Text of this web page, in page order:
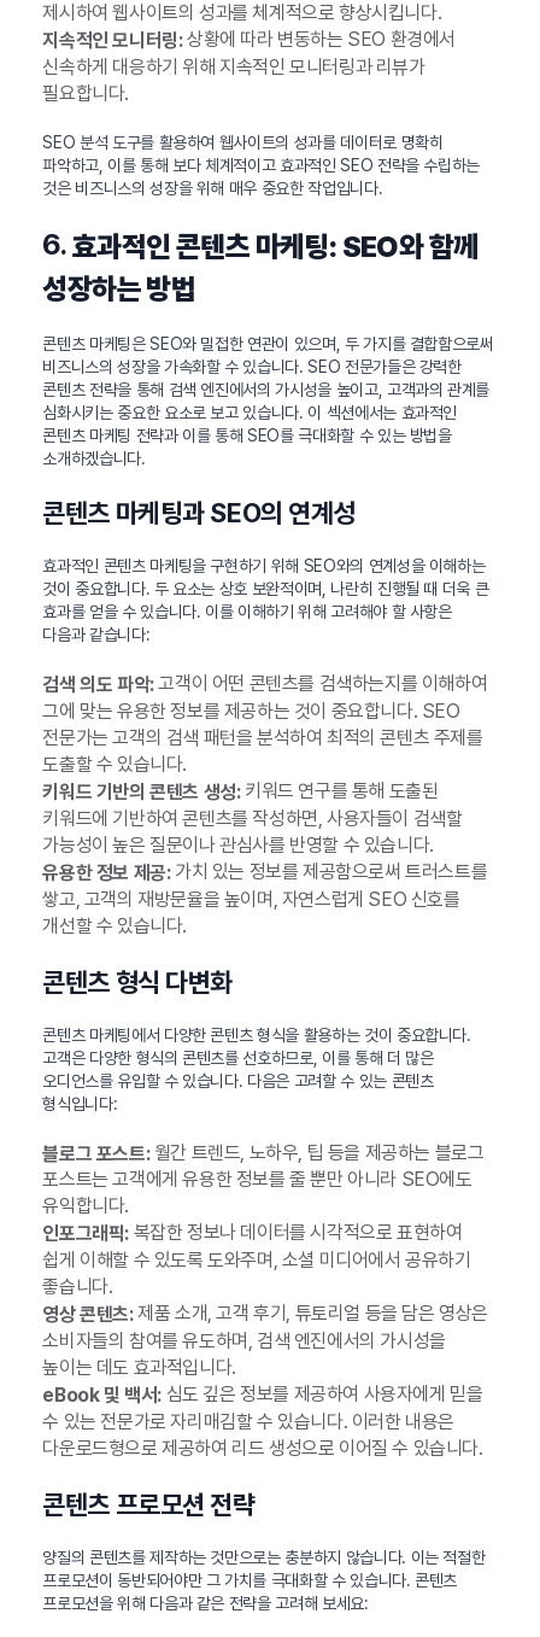
제시하여 웹사이트의 성과를 체계적으로 향상시킵니다.
지속적인 모니터링:상황에 따라 변동하는 SEO 환경에서
신속하게 대응하기 위해 지속적인 모니터링과 리뷰가
필요합니다.
SEO 분석 도구를 활용하여 웹사이트의 성과를 데이터로 명확히
파악하고, 이를 통해 보다 체계적이고 효과적인 SEO 전략을 수립하는
것은 비즈니스의 성장을 위해 매우 중요한 작업입니다.
6.효과적인 콘텐츠 마케팅: SEO와 함께
성장하는 방법
콘텐츠 마케팅은 SEO와 밀접한 연관이 있으며, 두 가지를 결합함으로써
비즈니스의 성장을 가속화할 수 있습니다. SEO 전문가들은 강력한
콘텐츠 전략을 통해 검색 엔진에서의 가시성을 높이고, 고객과의 관계를
심화시키는 중요한 요소로 보고 있습니다. 이 섹션에서는 효과적인
콘텐츠 마케팅 전략과 이를 통해 SEO를 극대화할 수 있는 방법을
소개하겠습니다.
콘텐츠 마케팅과 SEO의 연계성
효과적인 콘텐츠 마케팅을 구현하기 위해 SEO와의 연계성을 이해하는
것이 중요합니다. 두 요소는 상호 보완적이며, 나란히 진행될 때 더욱 큰
효과를 얻을 수 있습니다. 이를 이해하기 위해 고려해야 할 사항은
다음과 같습니다:
검색 의도 파악:고객이 어떤 콘텐츠를 검색하는지를 이해하여
그에 맞는 유용한 정보를 제공하는 것이 중요합니다. SEO
전문가는 고객의 검색 패턴을 분석하여 최적의 콘텐츠 주제를
도출할 수 있습니다.
키워드 기반의 콘텐츠 생성:키워드 연구를 통해 도출된
키워드에 기반하여 콘텐츠를 작성하면, 사용자들이 검색할
가능성이 높은 질문이나 관심사를 반영할 수 있습니다.
유용한 정보 제공:가치 있는 정보를 제공함으로써 트러스트를
쌓고, 고객의 재방문율을 높이며, 자연스럽게 SEO 신호를
개선할 수 있습니다.
콘텐츠 형식 다변화
콘텐츠 마케팅에서 다양한 콘텐츠 형식을 활용하는 것이 중요합니다.
고객은 다양한 형식의 콘텐츠를 선호하므로, 이를 통해 더 많은
오디언스를 유입할 수 있습니다. 다음은 고려할 수 있는 콘텐츠
형식입니다:
블로그 포스트:월간 트렌드, 노하우, 팁 등을 제공하는 블로그
포스트는 고객에게 유용한 정보를 줄 뿐만 아니라 SEO에도
유익합니다.
인포그래픽:복잡한 정보나 데이터를 시각적으로 표현하여
쉽게 이해할 수 있도록 도와주며, 소셜 미디어에서 공유하기
좋습니다.
영상 콘텐츠:제품 소개, 고객 후기, 튜토리얼 등을 담은 영상은
소비자들의 참여를 유도하며, 검색 엔진에서의 가시성을
높이는 데도 효과적입니다.
eBook 및 백서:심도 깊은 정보를 제공하여 사용자에게 믿을
수 있는 전문가로 자리매김할 수 있습니다. 이러한 내용은
다운로드형으로 제공하여 리드 생성으로 이어질 수 있습니다.
콘텐츠 프로모션 전략
양질의 콘텐츠를 제작하는 것만으로는 충분하지 않습니다. 이는 적절한
프로모션이 동반되어야만 그 가치를 극대화할 수 있습니다. 콘텐츠
프로모션을 위해 다음과 같은 전략을 고려해 보세요: